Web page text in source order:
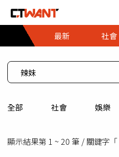
最新
社會
全部 社會 娛樂
顯示結果第 1 ~ 20 筆 / 關鍵字「